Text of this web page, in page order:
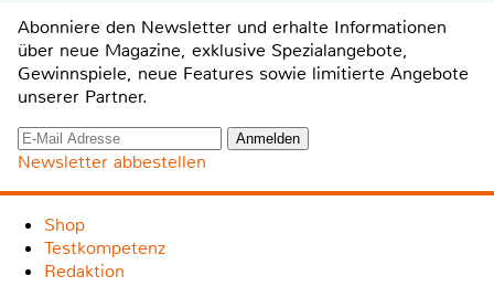
Abonniere den Newsletter und erhalte Informationen
über neue Magazine, exklusive Spezialangebote,
Gewinnspiele, neue Features sowie limitierte Angebote
unserer Partner.
Newsletter abbestellen
Shop
Testkompetenz
Redaktion